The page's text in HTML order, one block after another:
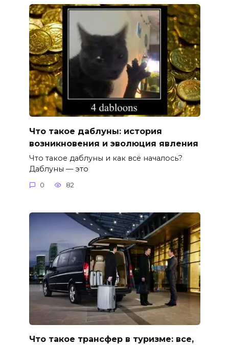
Что такое даблуны: история
возникновения и эволюция явления
Что такое даблуны и как всё началось?
Даблуны — это
0 82
Что такое трансфер в туризме: все,